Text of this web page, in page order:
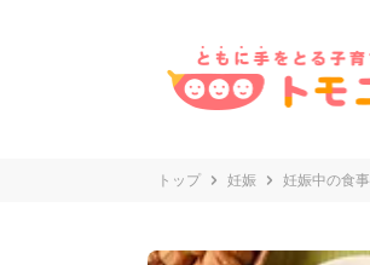
トップ 妊娠 妊娠中の食事